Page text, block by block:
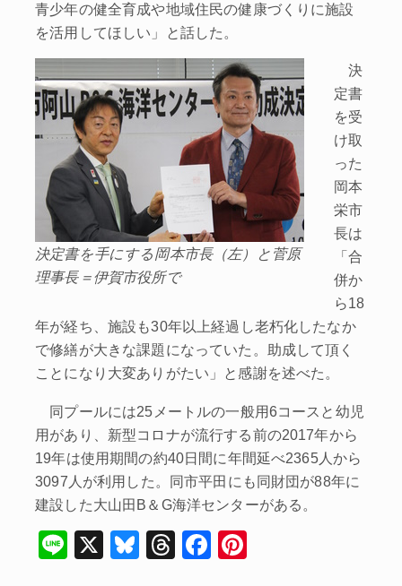
青少年の健全育成や地域住民の健康づくりに施設
を活用してほしい」と話した。
決定書を手にする岡本市長（左）と菅原
理事長＝伊賀市役所で
決
定書
を受
け取
った
岡本
栄市
長は
「合
併か
ら18
年が経ち、施設も30年以上経過し老朽化したなか
で修繕が大きな課題になっていた。助成して頂く
ことになり大変ありがたい」と感謝を述べた。
同プールには25メートルの一般用6コースと幼児
用があり、新型コロナが流行する前の2017年から
19年は使用期間の約40日間に年間延べ2365人から
3097人が利用した。同市平田にも同財団が88年に
建設した大山田B＆G海洋センターがある。
Li
X
Bl
T
F